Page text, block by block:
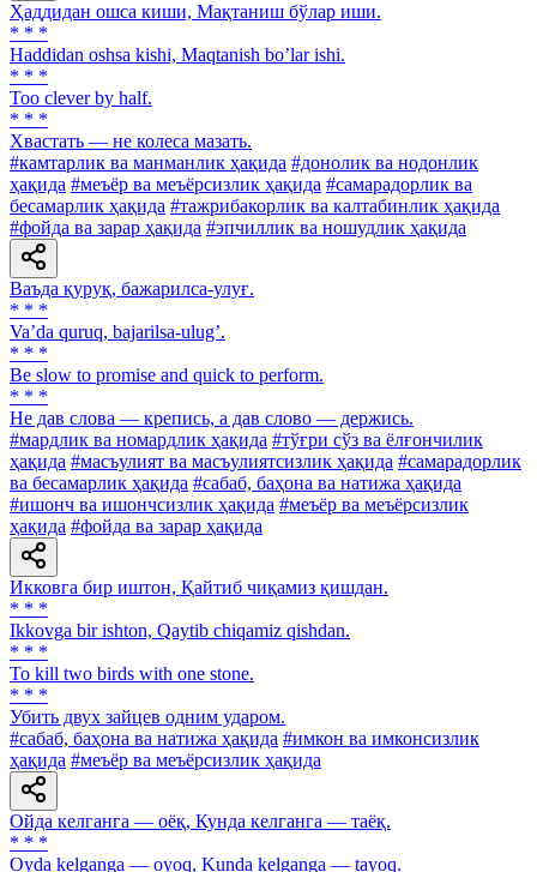
Ҳаддидан ошса киши, Мақтаниш бўлар иши.
* * *
Haddidan oshsa kishi, Maqtanish boʼlar ishi.
* * *
Too clever by half.
* * *
Хвастать — не колеса мазать.
#камтарлик ва манманлик ҳақида #донолик ва нодонлик
ҳақида #меъёр ва меъёрсизлик ҳақида #самарадорлик ва
бесамарлик ҳақида #тажрибакорлик ва калтабинлик ҳақида
#фойда ва зарар ҳақида #эпчиллик ва ношудлик ҳақида
Ваъда қуруқ, бажарилса-улуғ.
* * *
Vaʼda quruq, bajarilsa-ulugʼ.
* * *
Be slow to promise and quick to perform.
* * *
He дав слова — крепись, а дав слово — держись.
#мардлик ва номардлик ҳақида #тўғри сўз ва ёлғончилик
ҳақида #масъулият ва масъулиятсизлик ҳақида #самарадорлик
ва бесамарлик ҳақида #сабаб, баҳона ва натижа ҳақида
#ишонч ва ишончсизлик ҳақида #меъёр ва меъёрсизлик
ҳақида #фойда ва зарар ҳақида
Икковга бир иштон, Қайтиб чиқамиз қишдан.
* * *
Ikkovga bir ishton, Qaytib chiqamiz qishdan.
* * *
To kill two birds with one stone.
* * *
Убить двух зайцев одним ударом.
#сабаб, баҳона ва натижа ҳақида #имкон ва имконсизлик
ҳақида #меъёр ва меъёрсизлик ҳақида
Ойда келганга — оёқ, Кунда келганга — таёқ.
* * *
Oyda kelganga — oyoq, Kunda kelganga — tayoq.